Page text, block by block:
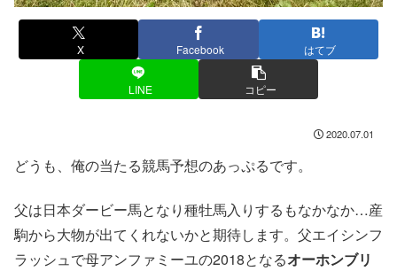
X Facebook はてブ
LINE コピー
2020.07.01
どうも、俺の当たる競馬予想のあっぷるです。
父は日本ダービー馬となり種牡馬入りするもなかなか…産
駒から大物が出てくれないかと期待します。父エイシンフ
ラッシュで母アンファミーユの2018となるオーホンブリ